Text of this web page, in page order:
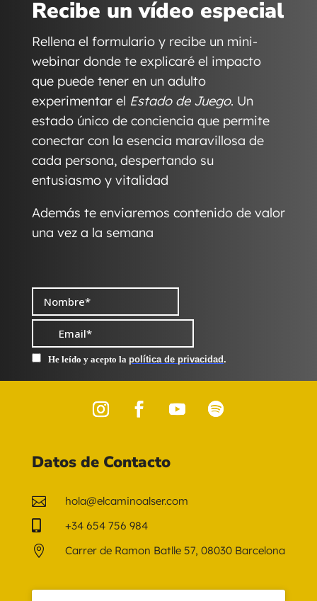
Recibe un vídeo especial
Rellena el formulario y recibe un mini-
webinar donde te explicaré el impacto
que puede tener en un adulto
experimentar el Estado de Juego. Un
estado único de conciencia que permite
conectar con la esencia maravillosa de
cada persona, despertando su
entusiasmo y vitalidad
Además te enviaremos contenido de valor
una vez a la semana
Datos de Contacto
 hola@elcaminoalser.com
 +34 654 756 984
 Carrer de Ramon Batlle 57, 08030 Barcelona